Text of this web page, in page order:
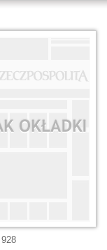
928